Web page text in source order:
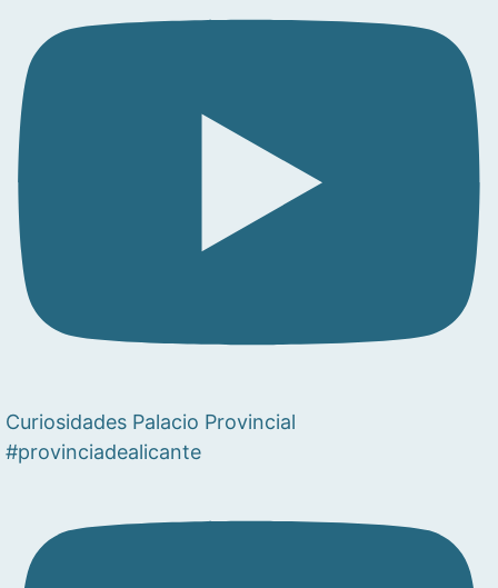
Curiosidades Palacio Provincial
#provinciadealicante